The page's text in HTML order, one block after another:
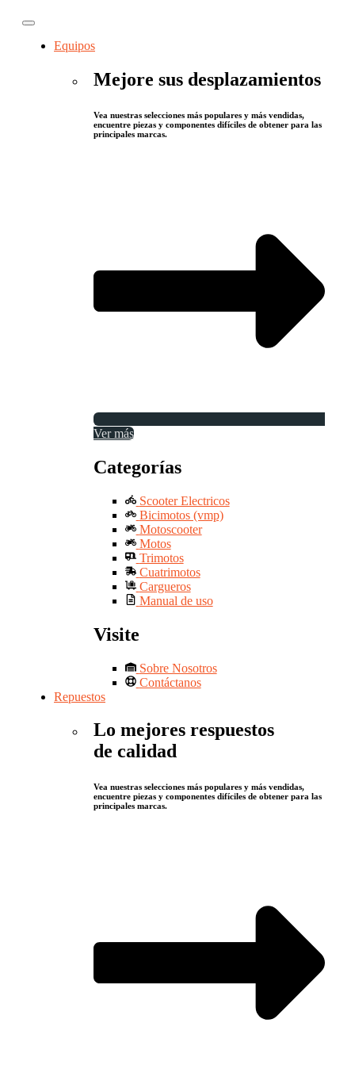
Equipos
Mejore sus desplazamientos
Vea nuestras selecciones más populares y más vendidas,
encuentre piezas y componentes difíciles de obtener para las
principales marcas.
Ver más
Categorías
Scooter Electricos
Bicimotos (vmp)
Motoscooter
Motos
Trimotos
Cuatrimotos
Cargueros
Manual de uso
Visite
Sobre Nosotros
Contáctanos
Repuestos
Lo mejores respuestos
de calidad
Vea nuestras selecciones más populares y más vendidas,
encuentre piezas y componentes difíciles de obtener para las
principales marcas.